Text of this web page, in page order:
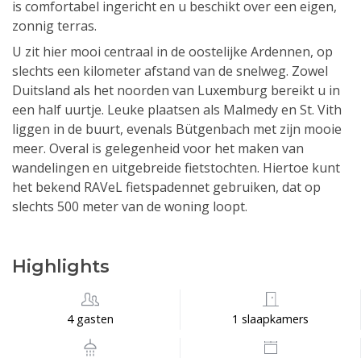
is comfortabel ingericht en u beschikt over een eigen,
zonnig terras.
U zit hier mooi centraal in de oostelijke Ardennen, op
slechts een kilometer afstand van de snelweg. Zowel
Duitsland als het noorden van Luxemburg bereikt u in
een half uurtje. Leuke plaatsen als Malmedy en St. Vith
liggen in de buurt, evenals Bütgenbach met zijn mooie
meer. Overal is gelegenheid voor het maken van
wandelingen en uitgebreide fietstochten. Hiertoe kunt
het bekend RAVeL fietspadennet gebruiken, dat op
slechts 500 meter van de woning loopt.
Highlights
4 gasten 1 slaapkamers